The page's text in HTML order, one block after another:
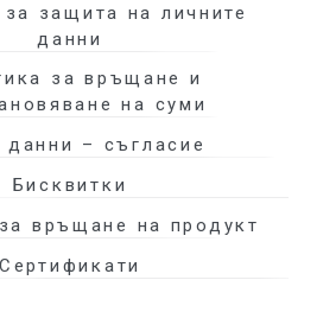
защита на личните
данни
за връщане и
на суми
данни – съгласие
Бисквитки
връщане на продукт
Сертификати